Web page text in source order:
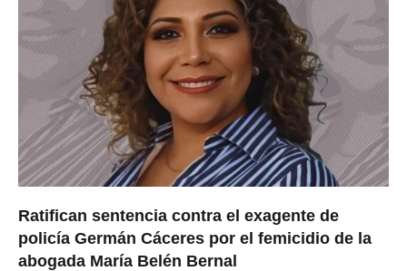
Ratifican sentencia contra el exagente de
policía Germán Cáceres por el femicidio de la
abogada María Belén Bernal